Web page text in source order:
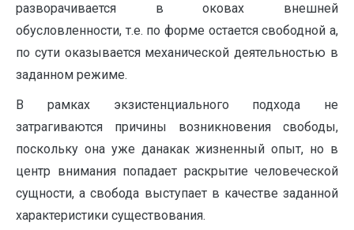
разворачивается в оковах внешней
обусловленности, т.е. по форме остается свободной а,
по сути оказывается механической деятельностью в
заданном режиме.
В рамках экзистенциального подхода не
затрагиваются причины возникновения свободы,
поскольку она уже данакак жизненный опыт, но в
центр внимания попадает раскрытие человеческой
сущности, а свобода выступает в качестве заданной
характеристики существования.